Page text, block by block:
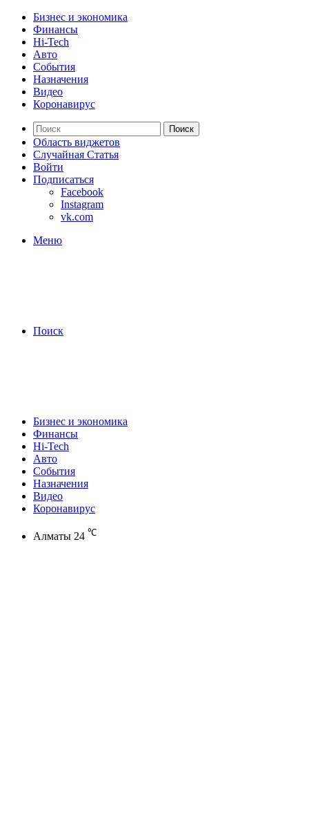
Бизнес и экономика
Финансы
Hi-Tech
Авто
События
Назначения
Видео
Коронавирус
Поиск
Область виджетов
Случайная Статья
Войти
Подписаться
Facebook
Instagram
vk.com
Меню
Поиск
Бизнес и экономика
Финансы
Hi-Tech
Авто
События
Назначения
Видео
Коронавирус
Алматы 24 ℃